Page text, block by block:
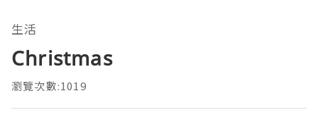
生活
Christmas
瀏覽次數:1019